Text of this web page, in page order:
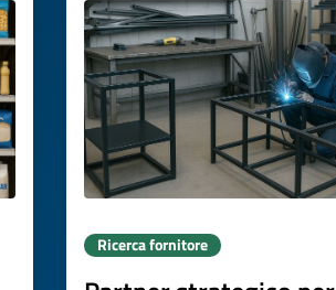
Ricerca fornitore